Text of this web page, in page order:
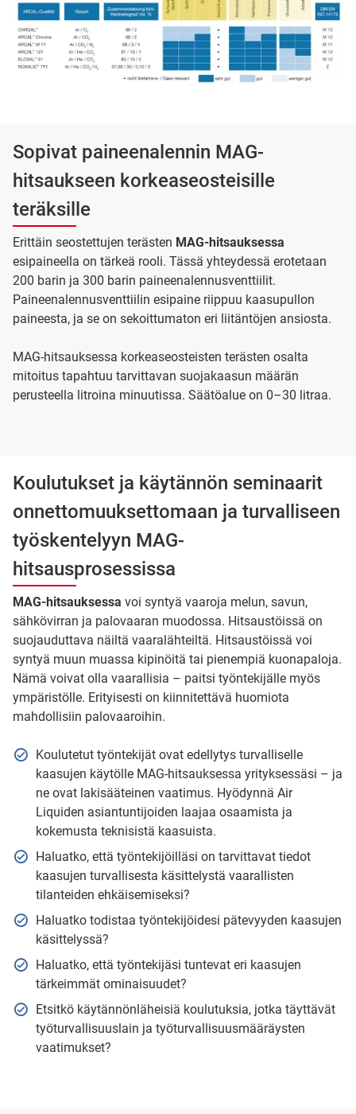
Sopivat paineenalennin MAG-
hitsaukseen korkeaseosteisille
teräksille
Erittäin seostettujen terästen MAG-hitsauksessa
esipaineella on tärkeä rooli. Tässä yhteydessä erotetaan
200 barin ja 300 barin paineenalennusventtiilit.
Paineenalennusventtiilin esipaine riippuu kaasupullon
paineesta, ja se on sekoittumaton eri liitäntöjen ansiosta.
MAG-hitsauksessa korkeaseosteisten terästen osalta
mitoitus tapahtuu tarvittavan suojakaasun määrän
perusteella litroina minuutissa. Säätöalue on 0–30 litraa.
Koulutukset ja käytännön seminaarit
onnettomuuksettomaan ja turvalliseen
työskentelyyn MAG-
hitsausprosessissa
MAG-hitsauksessa voi syntyä vaaroja melun, savun,
sähkövirran ja palovaaran muodossa. Hitsaustöissä on
suojauduttava näiltä vaaralähteiltä. Hitsaustöissä voi
syntyä muun muassa kipinöitä tai pienempiä kuonapaloja.
Nämä voivat olla vaarallisia – paitsi työntekijälle myös
ympäristölle. Erityisesti on kiinnitettävä huomiota
mahdollisiin palovaaroihin.
Koulutetut työntekijät ovat edellytys turvalliselle
kaasujen käytölle MAG-hitsauksessa yrityksessäsi – ja
ne ovat lakisääteinen vaatimus. Hyödynnä Air
Liquiden asiantuntijoiden laajaa osaamista ja
kokemusta teknisistä kaasuista.
Haluatko, että työntekijöilläsi on tarvittavat tiedot
kaasujen turvallisesta käsittelystä vaarallisten
tilanteiden ehkäisemiseksi?
Haluatko todistaa työntekijöidesi pätevyyden kaasujen
käsittelyssä?
Haluatko, että työntekijäsi tuntevat eri kaasujen
tärkeimmät ominaisuudet?
Etsitkö käytännönläheisiä koulutuksia, jotka täyttävät
työturvallisuuslain ja työturvallisuusmääräysten
vaatimukset?